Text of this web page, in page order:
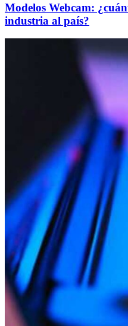
Modelos Webcam:
industria al país?